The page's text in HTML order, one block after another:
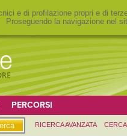
e di profilazione propri e di
Proseguendo la navigazione nel
PERCORSI
RICERCA AVANZATA